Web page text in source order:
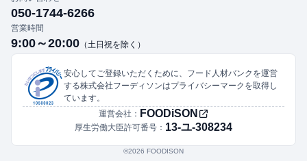
050-1744-6266
営業時間
9:00～20:00 （土日祝を除く）
安心してご登録いただくために、フード人材バンクを運営
する株式会社フーディソンはプライバシーマークを取得し
ています。
運営会社： FOODiSON
厚生労働大臣許可番号： 13-ユ-308234
©︎2026 FOODISON